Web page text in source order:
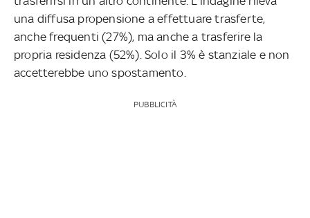
una diffusa propensione a effettuare trasferte,
anche frequenti (27%), ma anche a trasferire la
propria residenza (52%). Solo il 3% è stanziale e non
accetterebbe uno spostamento.
PUBBLICITÀ